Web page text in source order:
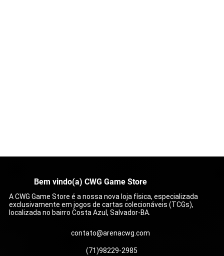
Bem vindo(a) CWG Game Store
A CWG Game Store é a nossa nova loja física, especializada
exclusivamente em jogos de cartas colecionáveis (TCGs),
localizada no bairro Costa Azul, Salvador-BA.
contato@arenacwg.com
(71)98229-2985